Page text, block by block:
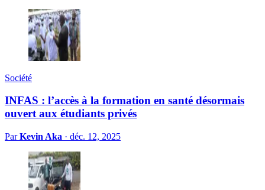
Société
INFAS : l’accès à la formation en santé désormais
ouvert aux étudiants privés
ParKevin Aka · déc. 12, 2025